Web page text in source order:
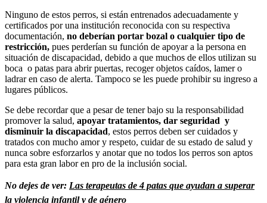
Ninguno de estos perros, si están entrenados adecuadamente y
certificados por una institución reconocida con su respectiva
documentación, no deberían portar bozal o cualquier tipo de
restricción, pues perderían su función de apoyar a la persona en
situación de discapacidad, debido a que muchos de ellos utilizan su
boca o patas para abrir puertas, recoger objetos caídos, lamer o
ladrar en caso de alerta. Tampoco se les puede prohibir su ingreso a
lugares públicos.
Se debe recordar que a pesar de tener bajo su la responsabilidad
promover la salud, apoyar tratamientos, dar seguridad y
disminuir la discapacidad, estos perros deben ser cuidados y
tratados con mucho amor y respeto, cuidar de su estado de salud y
nunca sobre esforzarlos y anotar que no todos los perros son aptos
para esta gran labor en pro de la inclusión social.
No dejes de ver: Las terapeutas de 4 patas que ayudan a superar
la violencia infantil y de género